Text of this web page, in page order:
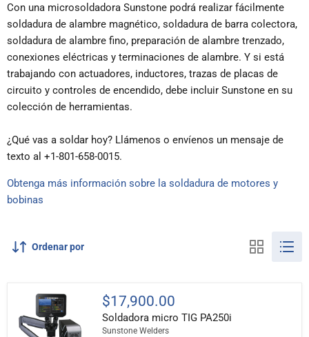
Con una microsoldadora Sunstone podrá realizar fácilmente
soldadura de alambre magnético, soldadura de barra colectora,
soldadura de alambre fino, preparación de alambre trenzado,
conexiones eléctricas y terminaciones de alambre. Y si está
trabajando con actuadores, inductores, trazas de placas de
circuito y controles de encendido, debe incluir Sunstone en su
colección de herramientas.
¿Qué vas a soldar hoy? Llámenos o envíenos un mensaje de
texto al +1-801-658-0015.
Obtenga más información sobre la soldadura de motores y
bobinas
Ordenar por
Soldadora
micro
TIG
PA250i
$17,900.00
Soldadora micro TIG PA250i
Sunstone Welders